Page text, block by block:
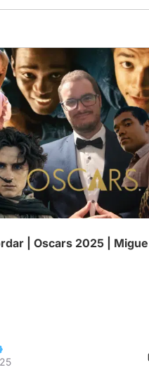
Óscar 2025
# Oscars2025
|